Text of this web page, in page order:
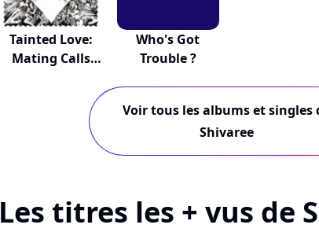
Tainted Love:
Mating Calls
Who's Got
Trouble ?
Voir tous les albums et singles
Shivaree
Les titres les + vus de